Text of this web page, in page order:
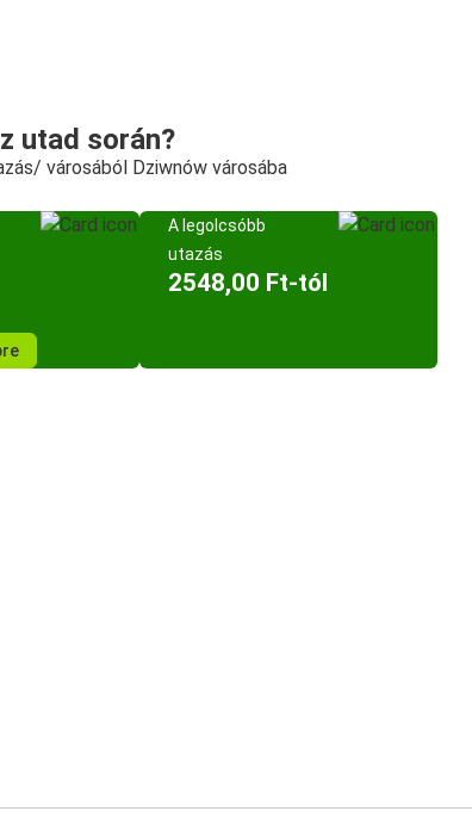
utad során?
városából Dziwnów városába
A legolcsóbb
utazás
2548,00 Ft-tól